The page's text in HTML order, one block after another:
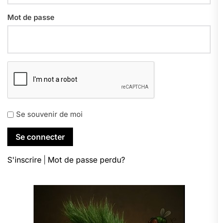
Mot de passe
Se souvenir de moi
S'inscrire Mot de passe perdu?